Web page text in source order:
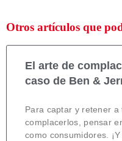
Otros artículos que
El arte de
caso de Ben &
Para captar y retener a
complacerlos, pensar
como consumidores.